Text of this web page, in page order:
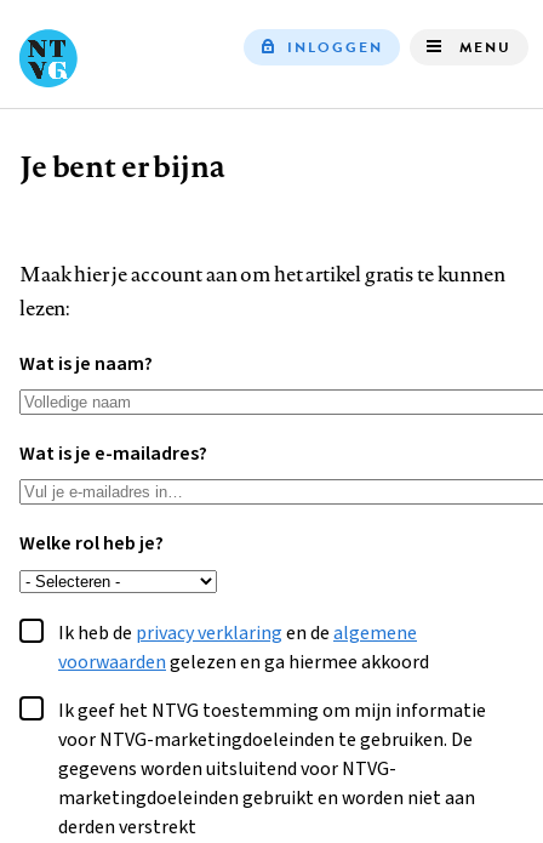
INLOGGEN MENU
Kruimelpad
Je bent er bijna
Maak hier je account aan om het artikel gratis te kunnen
lezen:
Wat is je naam?
Wat is je e-mailadres?
Welke rol heb je?
Ik heb de privacy verklaringen dealgemene
voorwaardengelezen en ga hiermee akkoord
Ik geef het NTVG toestemming om mijn informatie
voor NTVG-marketingdoeleinden te gebruiken. De
gegevens worden uitsluitend voor NTVG-
marketingdoeleinden gebruikt en worden niet aan
derden verstrekt